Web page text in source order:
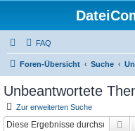
FAQ
Foren-Übersicht Suche
Unbeantwortete
Zur erweiterten Suche